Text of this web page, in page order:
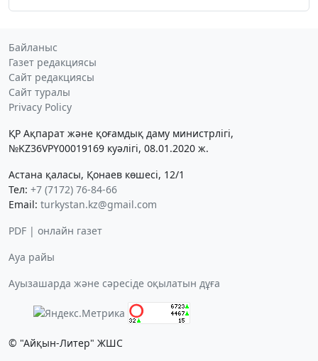
Байланыс
Газет редакциясы
Сайт редакциясы
Сайт туралы
Privacy Policy
ҚР Ақпарат және қоғамдық даму министрлігі,
№KZ36VPY00019169 куәлігі, 08.01.2020 ж.
Астана қаласы, Қонаев көшесі, 12/1
Тел: +7 (7172) 76-84-66
Email: turkystan.kz@gmail.com
PDF | онлайн газет
Ауа райы
Ауызашарда және сәресіде оқылатын дұға
© "Айқын-Литер" ЖШС